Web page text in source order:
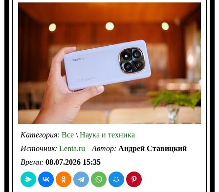
Категория: Все\Наука и техника
Источник: Lenta.ru Автор: Андрей Ставицкий
Время: 08.07.2026 15:35